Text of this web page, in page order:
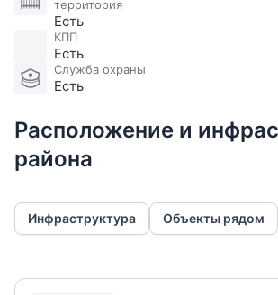
Участник AREA - Ассоциации
Недвижимости
территория
Есть
КПП
Есть
Служба охраны
Есть
Расположение и
района
Инфраструктура Объекты рядом